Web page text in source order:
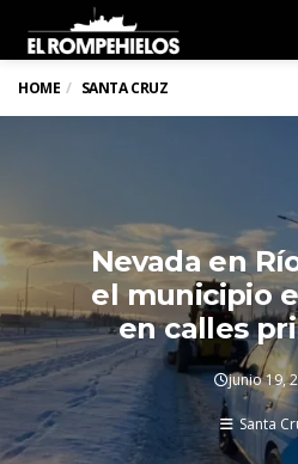
HOME SANTA CRUZ
Nevada en
el municipio
en calles
junio 19,
Santa